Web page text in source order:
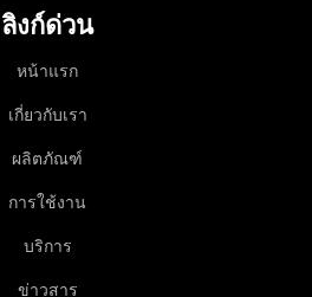
ลิงก์ด่วน
หน้าแรก
เกี่ยวกับเรา
ผลิตภัณฑ์
การใช้งาน
บริการ
ข่าวสาร